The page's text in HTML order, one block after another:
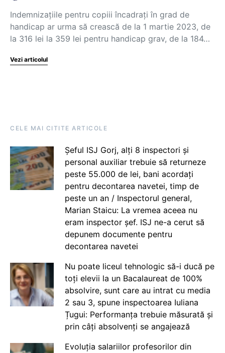
Indemnizațiile pentru copiii încadrați în grad de
handicap ar urma să crească de la 1 martie 2023, de
la 316 lei la 359 lei pentru handicap grav, de la 184…
Vezi articolul
CELE MAI CITITE ARTICOLE
Șeful ISJ Gorj, alți 8 inspectori și
personal auxiliar trebuie să returneze
peste 55.000 de lei, bani acordați
pentru decontarea navetei, timp de
peste un an / Inspectorul general,
Marian Staicu: La vremea aceea nu
eram inspector șef. ISJ ne-a cerut să
depunem documente pentru
decontarea navetei
Nu poate liceul tehnologic să-i ducă pe
toți elevii la un Bacalaureat de 100%
absolvire, sunt care au intrat cu media
2 sau 3, spune inspectoarea Iuliana
Țugui: Performanța trebuie măsurată și
prin câți absolvenți se angajează
Evoluția salariilor profesorilor din